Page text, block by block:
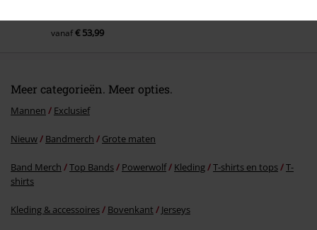
vanaf€ 53,99
Meer categorieën. Meer opties.
Mannen Exclusief
Nieuw Bandmerch Grote maten
Band Merch Top Bands Powerwolf Kleding T-shirts en tops
T-
shirts
Kleding & accessoires Bovenkant Jerseys